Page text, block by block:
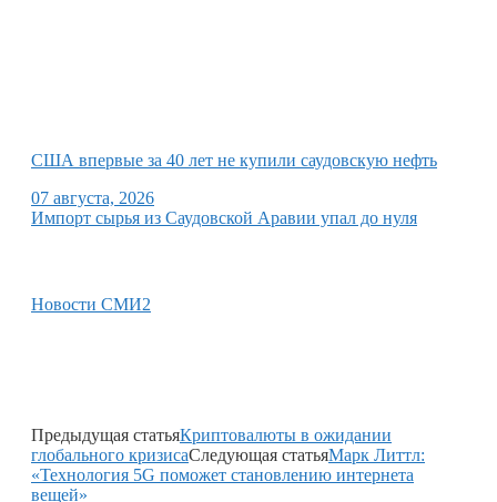
США впервые за 40 лет не купили саудовскую нефть
07 августа, 2026
Импорт сырья из Саудовской Аравии упал до нуля
Новости СМИ2
Предыдущая статьяКриптовалюты в ожидании
глобального кризисаСледующая статьяМарк Литтл:
«Технология 5G поможет становлению интернета
вещей»